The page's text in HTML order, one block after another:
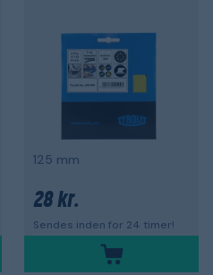
125 mm
28 kr.
Sendes inden for 24 timer!